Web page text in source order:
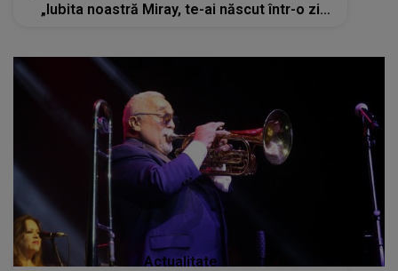
„Iubita noastră Miray, te-ai născut într-o zi
Actualitate